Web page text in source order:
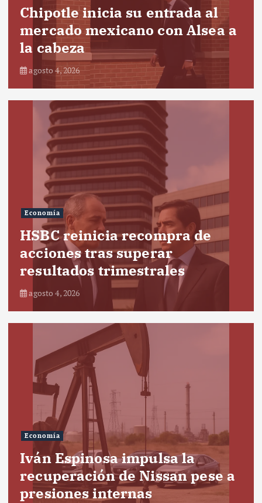
Chipotle inicia su entrada al
mercado mexicano con Alsea a
la cabeza
agosto 4, 2026
Economía
HSBC reinicia recompra de
acciones tras superar
resultados trimestrales
agosto 4, 2026
Economía
Iván Espinosa impulsa la
recuperación de Nissan pese a
presiones internas